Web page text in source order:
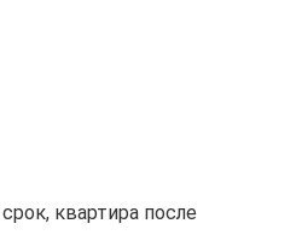
квартира после